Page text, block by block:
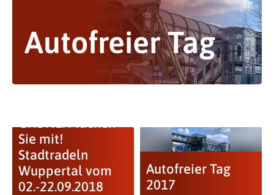
Autofreier Tag
Sie mit!
Stadtradeln
Wuppertal vom
02.-22.09.2018
Autofreier Tag
2017